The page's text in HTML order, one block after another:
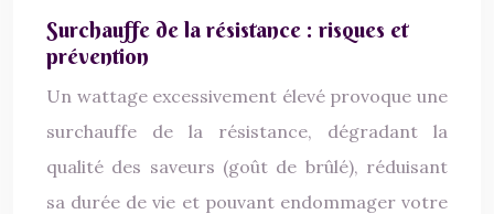
Surchauffe de la résistance : risques et
prévention
Un wattage excessivement élevé provoque une
surchauffe de la résistance, dégradant la
qualité des saveurs (goût de brûlé), réduisant
sa durée de vie et pouvant endommager votre